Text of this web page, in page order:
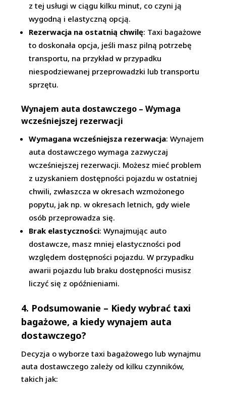
z tej usługi w ciągu kilku minut, co czyni ją
wygodną i elastyczną opcją.
Rezerwacja na ostatnią chwilę: Taxi bagażowe
to doskonała opcja, jeśli masz pilną potrzebę
transportu, na przykład w przypadku
niespodziewanej przeprowadzki lub transportu
sprzętu.
Wynajem auta dostawczego – Wymaga
wcześniejszej rezerwacji
Wymagana wcześniejsza rezerwacja: Wynajem
auta dostawczego wymaga zazwyczaj
wcześniejszej rezerwacji. Możesz mieć problem
z uzyskaniem dostępności pojazdu w ostatniej
chwili, zwłaszcza w okresach wzmożonego
popytu, jak np. w okresach letnich, gdy wiele
osób przeprowadza się.
Brak elastyczności: Wynajmując auto
dostawcze, masz mniej elastyczności pod
względem dostępności pojazdu. W przypadku
awarii pojazdu lub braku dostępności musisz
liczyć się z opóźnieniami.
4. Podsumowanie – Kiedy wybrać taxi
bagażowe, a kiedy wynajem auta
dostawczego?
Decyzja o wyborze taxi bagażowego lub wynajmu
auta dostawczego zależy od kilku czynników,
takich jak: